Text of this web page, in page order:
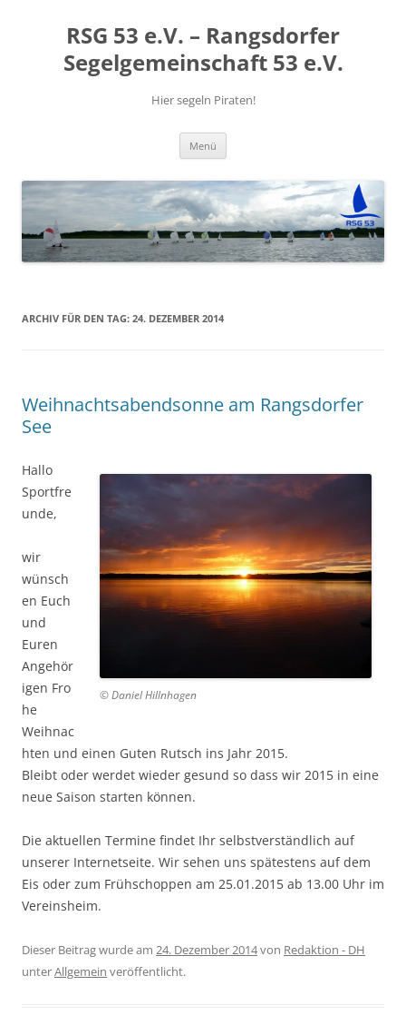
RSG 53 e.V. – Rangsdorfer
Segelgemeinschaft 53 e.V.
Hier segeln Piraten!
Menü
ARCHIV FÜR DEN TAG: 24. DEZEMBER 2014
Weihnachtsabendsonne am Rangsdorfer
See
© Daniel Hillnhagen
Hallo
Sportfre
unde,
wir
wünsch
en Euch
und
Euren
Angehör
igen Fro
he
Weihnac
hten und einen Guten Rutsch ins Jahr 2015.
Bleibt oder werdet wieder gesund so dass wir 2015 in eine
neue Saison starten können.
Die aktuellen Termine findet Ihr selbstverständlich auf
unserer Internetseite. Wir sehen uns spätestens auf dem
Eis oder zum Frühschoppen am 25.01.2015 ab 13.00 Uhr im
Vereinsheim.
Dieser Beitrag wurde am 24. Dezember 2014von Redaktion - DH
unterAllgemein veröffentlicht.